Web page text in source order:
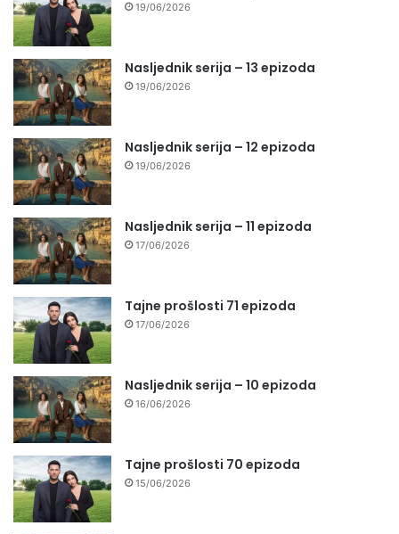
19/06/2026
Nasljednik serija – 13 epizoda
19/06/2026
Nasljednik serija – 12 epizoda
19/06/2026
Nasljednik serija – 11 epizoda
17/06/2026
Tajne prošlosti 71 epizoda
17/06/2026
Nasljednik serija – 10 epizoda
16/06/2026
Tajne prošlosti 70 epizoda
15/06/2026